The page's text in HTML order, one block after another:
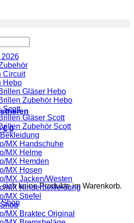
€ 0
sich keine Produkte im Warenkorb.
Shop
2026
Circuit
Hebo
Gläser Hebo
Zubehör Hebo
Scott
Gläser Scott
Zubehör Scott
MX Handschuhe
MX Helme
MX Hemden
MX Hosen
MX Jacken/Westen
MX Kinderbekleidung
MX Stiefel
MX Braktec Original